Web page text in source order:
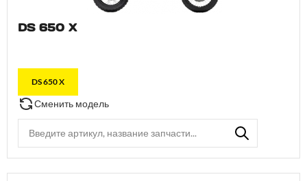
DS 650 X
DS 650 X
Сменить модель